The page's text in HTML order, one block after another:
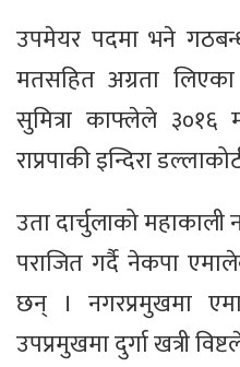
उपमेयर पदमा भने
मतसहित अग्रता
सुमित्रा काफ्लेले
राप्रपाकी इन्दिरा
उता दार्चुलाको
पराजित गर्दै नेकपा
छन् । नगरप्रमुखमा
उपप्रमुखमा दुर्गा खत्री